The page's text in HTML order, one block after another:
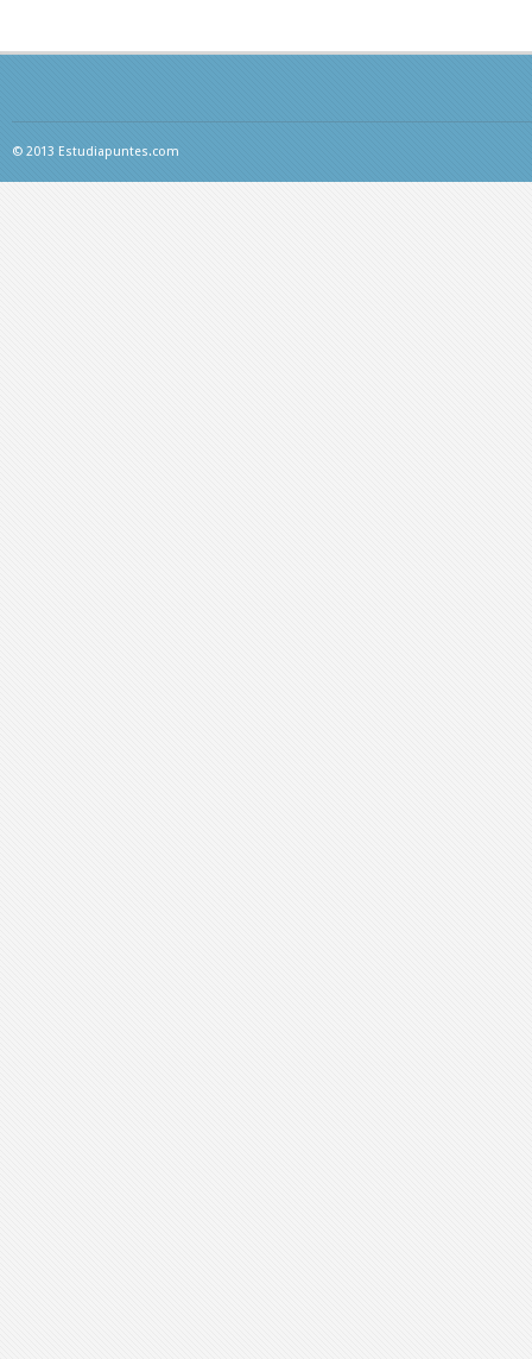
© 2013 Estudiapuntes.com